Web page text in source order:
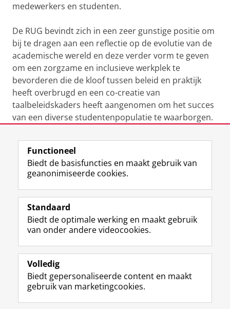
medewerkers en studenten.
De RUG bevindt zich in een zeer gunstige positie om
bij te dragen aan een reflectie op de evolutie van de
academische wereld en deze verder vorm te geven
om een zorgzame en inclusieve werkplek te
bevorderen die de kloof tussen beleid en praktijk
heeft overbrugd en een co-creatie van
taalbeleidskaders heeft aangenomen om het succes
van een diverse studentenpopulatie te waarborgen.
Laatst gewijzigd: 18 mei 2026 11:27
Volg de RUG
F
a
e
b
o
p
a
i
L
i
k
e
I
-
p
g
R
S
-
f
e
R
k
I
n
t
r
m
c
Y
o
T
e
k
a
Studiekiezers
Alumni
Over ons
Functioneel
Biedt de basisfuncties en maakt gebruik van
geanonimiseerde cookies.
Standaard
Biedt de optimale werking en maakt gebruik
van onder andere videocookies.
Volledig
Biedt gepersonaliseerde content en maakt
gebruik van marketingcookies.